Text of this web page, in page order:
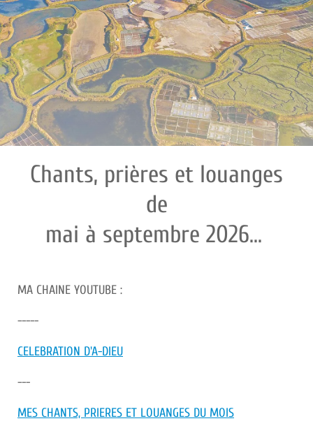
Chants, prières et louanges
de
mai à septembre 2026...
MA CHAINE YOUTUBE :
-----
CELEBRATION D'A-DIEU
---
MES CHANTS, PRIERES ET LOUANGES DU MOIS